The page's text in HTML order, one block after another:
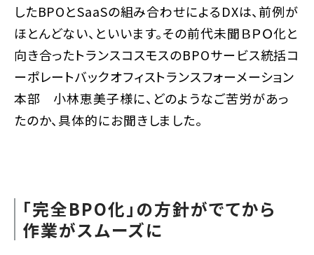
したBPOとSaaSの組み合わせによるDXは、前例が
ほとんどない、といいます。その前代未聞ＢＰＯ化と
向き合ったトランスコスモスのBPOサービス統括コ
ーポレートバックオフィストランスフォーメーション
本部 小林恵美子様に、どのようなご苦労があっ
たのか、具体的にお聞きしました。
「完全BPO化」の方針がでてから
作業がスムーズに